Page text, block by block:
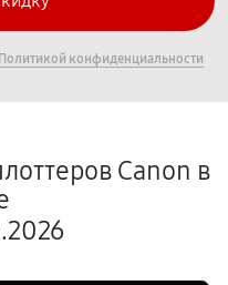
Политикой конфиденциальности
Canon в